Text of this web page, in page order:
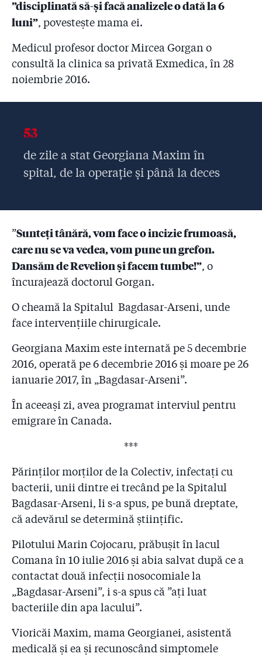
”disciplinată să-și facă analizele o dată la 6
luni”, povestește mama ei.
Medicul profesor doctor Mircea Gorgan o
consultă la clinica sa privată Exmedica, în 28
noiembrie 2016.
53
de zile a stat Georgiana Maxim în
spital, de la operație și până la deces
”Sunteți tânără, vom face o incizie frumoasă,
care nu se va vedea, vom pune un grefon.
Dansăm de Revelion și facem tumbe!”, o
încurajează doctorul Gorgan.
O cheamă la Spitalul Bagdasar-Arseni, unde
face intervențiile chirurgicale.
Georgiana Maxim este internată pe 5 decembrie
2016, operată pe 6 decembrie 2016 și moare pe 26
ianuarie 2017, în „Bagdasar-Arseni”.
În aceeași zi, avea programat interviul pentru
emigrare în Canada.
***
Părinților morților de la Colectiv, infectați cu
bacterii, unii dintre ei trecând pe la Spitalul
Bagdasar-Arseni, li s-a spus, pe bună dreptate,
că adevărul se determină științific.
Pilotului Marin Cojocaru, prăbușit în lacul
Comana în 10 iulie 2016 și abia salvat după ce a
contactat două infecții nosocomiale la
„Bagdasar-Arseni”, i s-a spus că ”ați luat
bacteriile din apa lacului”.
Vioricăi Maxim, mama Georgianei, asistentă
medicală și ea și recunoscând simptomele